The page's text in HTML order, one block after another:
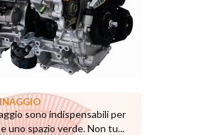
sono indispensabili per
spazio verde. Non tu...